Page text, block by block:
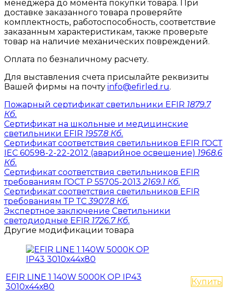
менеджера до момента покупки товара. При
доставке заказанного товара проверяйте
комплектность, работоспособность, соответствие
заказанным характеристикам, также проверьте
товар на наличие механических повреждений.
Оплата по безналичному расчету.
Для выставления счета присылайте реквизиты
Вашей фирмы на почту info@efirled.ru.
Пожарный сертификат светильники EFIR 1879.7
Кб.
Сертификат на школьные и медицинские
светильники EFIR 1957.8 Кб.
Сертификат соответствия светильников EFIR ГОСТ
IEC 60598-2-22-2012 (аварийное освещение) 1968.6
Кб.
Сертификат соответствия светильников EFIR
требованиям ГОСТ Р 55705-2013 2169.1 Кб.
Сертификат соответствия светильников EFIR
требованиям ТР ТС 3907.8 Кб.
Экспертное заключение Светильники
светодиодные EFIR 1726.7 Кб.
Другие модификации товара
EFIR LINE 1 140W 5000К OP IP43
3010х44х80
Купить